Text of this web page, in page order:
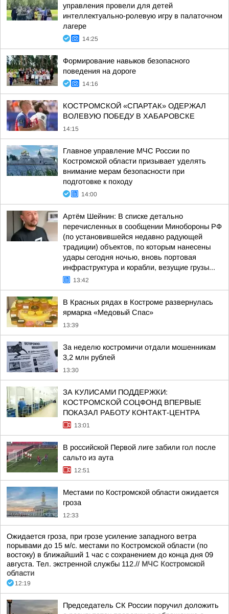
управления провели для детей
интеллектуально-ролевую игру в палаточном
лагере
14:25
Формирование навыков безопасного
поведения на дороге
14:16
КОСТРОМСКОЙ «СПАРТАК» ОДЕРЖАЛ
ВОЛЕВУЮ ПОБЕДУ В ХАБАРОВСКЕ
14:15
Главное управление МЧС России по
Костромской области призывает уделять
внимание мерам безопасности при
подготовке к походу
14:00
Артём Шейнин: В списке детально
перечисленных в сообщении Минобороны РФ
(по установившейся недавно радующей
традиции) объектов, по которым нанесены
удары сегодня ночью, вновь портовая
инфраструктура и корабли, везущие грузы...
13:42
В Красных рядах в Костроме развернулась
ярмарка «Медовый Спас»
13:39
За неделю костромичи отдали мошенникам
3,2 млн рублей
13:30
ЗА КУЛИСАМИ ПОДДЕРЖКИ:
КОСТРОМСКОЙ СОЦФОНД ВПЕРВЫЕ
ПОКАЗАЛ РАБОТУ КОНТАКТ-ЦЕНТРА
13:01
В российской Первой лиге забили гол после
сальто из аута
12:51
Местами по Костромской области ожидается
гроза
12:33
Ожидается гроза, при грозе усиление западного ветра
порывами до 15 м/с. местами по Костромской области (по
востоку) в ближайший 1 час с сохранением до конца дня 09
августа. Тел. экстренной службы 112.// МЧС Костромской
области
12:19
Председатель СК России поручил доложить